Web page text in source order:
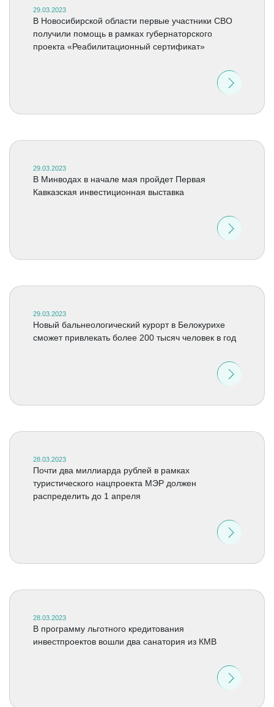
29.03.2023
В Новосибирской области первые участники СВО
получили помощь в рамках губернаторского
проекта «Реабилитационный сертификат»
29.03.2023
В Минводах в начале мая пройдет Первая
Кавказская инвестиционная выставка
29.03.2023
Новый бальнеологический курорт в Белокурихе
сможет привлекать более 200 тысяч человек в год
28.03.2023
Почти два миллиарда рублей в рамках
туристического нацпроекта МЭР должен
распределить до 1 апреля
28.03.2023
В программу льготного кредитования
инвестпроектов вошли два санатория из КМВ